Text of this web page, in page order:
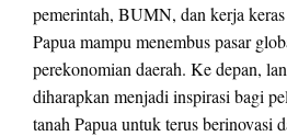
pemerintah, BUMN, dan kerja
Papua mampu menembus pasar
perekonomian daerah. Ke depan,
diharapkan menjadi inspirasi bagi
tanah Papua untuk terus berinovasi